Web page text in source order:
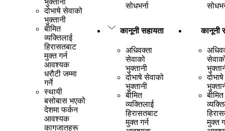
भुक्तानी
दोभाषे सेवाको
भुक्तानी
बीमित
व्यक्तिलाई
हिरासतबाट
मुक्त गर्न
आवश्यक
धरौटी जम्मा
गर्ने
स्थायी
बसोबास भएको
देशमा फर्कन
आवश्यक
कागजातहरू
सोधभर्ना
कानूनी सहायता
अधिवक्ता
सेवाको
भुक्तानी
दोभाषे सेवाको
भुक्तानी
बीमित
व्यक्तिलाई
हिरासतबाट
मुक्त गर्न
कानूनी
बीमित
मुक्त